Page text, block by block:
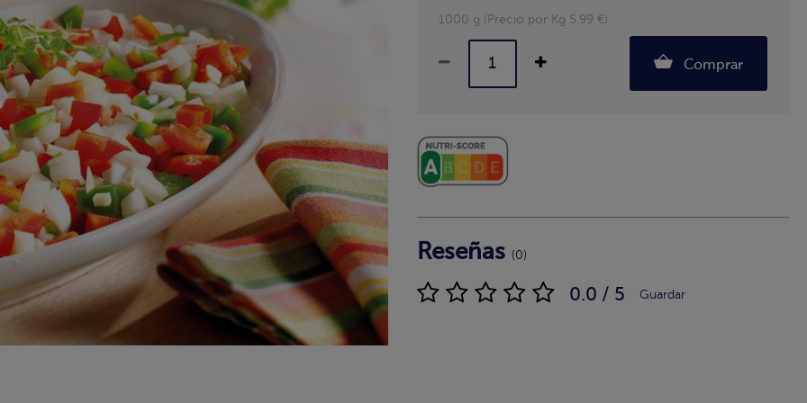
1000 g (Precio por Kg 5.99 €)
Comprar
Reseñas (0)
0.0 / 5 Guardar